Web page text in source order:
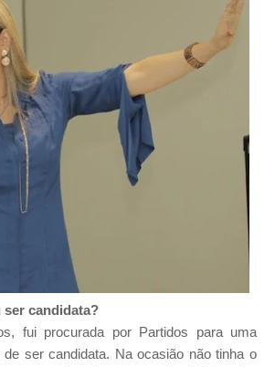
ser candidata?
fui procurada por Partidos para uma
de ser candidata. Na ocasião não tinha o